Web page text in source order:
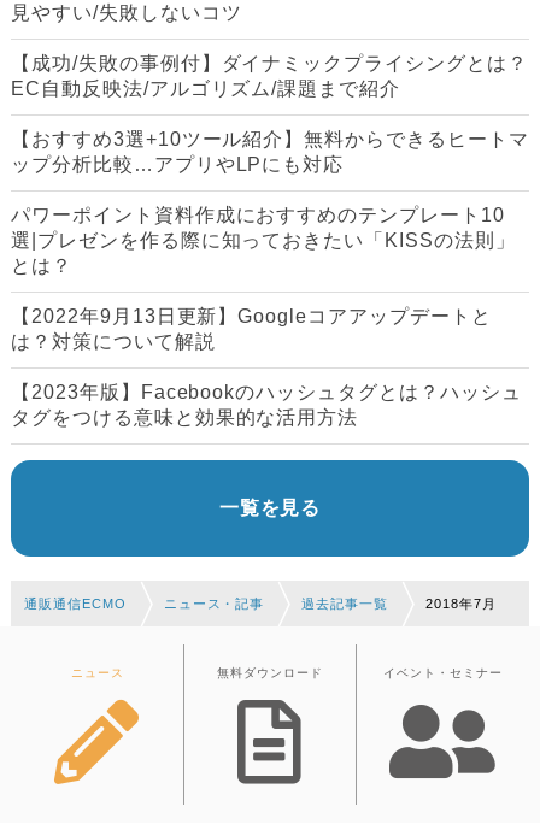
見やすい/失敗しないコツ
【成功/失敗の事例付】ダイナミックプライシングとは？
EC自動反映法/アルゴリズム/課題まで紹介
【おすすめ3選+10ツール紹介】無料からできるヒートマ
ップ分析比較…アプリやLPにも対応
パワーポイント資料作成におすすめのテンプレート10
選|プレゼンを作る際に知っておきたい「KISSの法則」
とは？
【2022年9月13日更新】Googleコアアップデートと
は？対策について解説
【2023年版】Facebookのハッシュタグとは？ハッシュ
タグをつける意味と効果的な活用方法
一覧を見る
通販通信ECMO ニュース・記事 過去記事一覧 2018年7月
ニュース 無料ダウンロード イベント・セミナー